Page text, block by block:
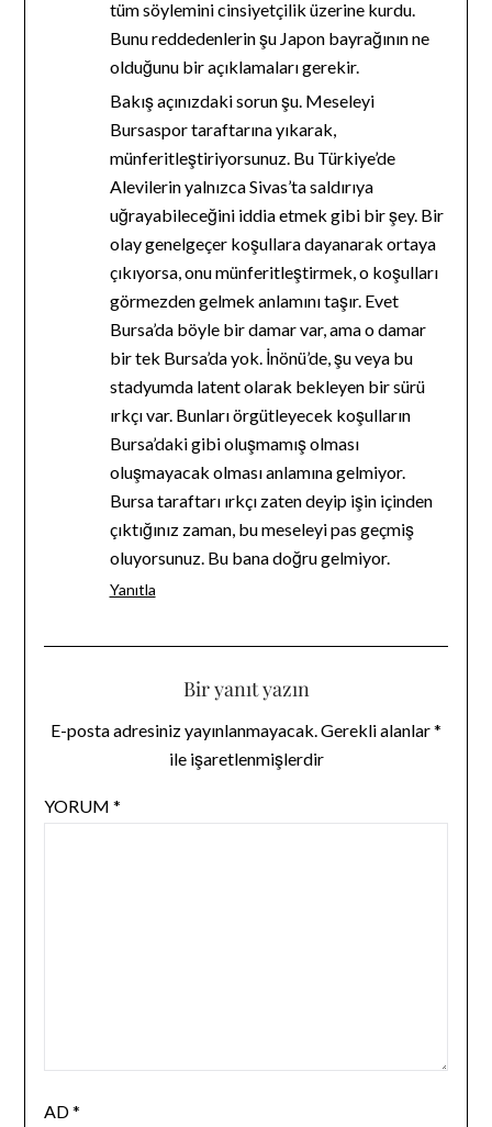
tüm söylemini cinsiyetçilik üzerine kurdu.
Bunu reddedenlerin şu Japon bayrağının ne
olduğunu bir açıklamaları gerekir.
Bakış açınızdaki sorun şu. Meseleyi
Bursaspor taraftarına yıkarak,
münferitleştiriyorsunuz. Bu Türkiye’de
Alevilerin yalnızca Sivas’ta saldırıya
uğrayabileceğini iddia etmek gibi bir şey. Bir
olay genelgeçer koşullara dayanarak ortaya
çıkıyorsa, onu münferitleştirmek, o koşulları
görmezden gelmek anlamını taşır. Evet
Bursa’da böyle bir damar var, ama o damar
bir tek Bursa’da yok. İnönü’de, şu veya bu
stadyumda latent olarak bekleyen bir sürü
ırkçı var. Bunları örgütleyecek koşulların
Bursa’daki gibi oluşmamış olması
oluşmayacak olması anlamına gelmiyor.
Bursa taraftarı ırkçı zaten deyip işin içinden
çıktığınız zaman, bu meseleyi pas geçmiş
oluyorsunuz. Bu bana doğru gelmiyor.
Yanıtla
Bir yanıt yazın
E-posta adresiniz yayınlanmayacak.Gerekli alanlar*
ile işaretlenmişlerdir
YORUM *
AD*